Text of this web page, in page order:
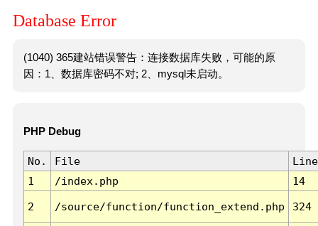
Database Error
(1040) 365建站错误警告：连接数据库失败，可能的原
因：1、数据库密码不对; 2、mysql未启动。
PHP Debug
No. File
Line
1
/index.php 14
2 /source/function/function_extend.php 324